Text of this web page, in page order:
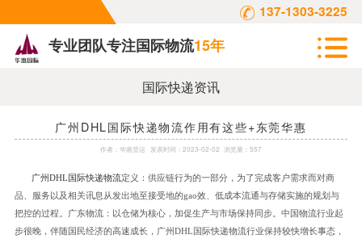
137-1303-3225
专业团队专注国际物流15年
国际快递资讯
广州DHL国际快递物流作用有这些+东莞华惠
作者： 华惠货运 发表时间： 2023-02-02 浏览量：557
广州DHL 国际快递物流定义：供应链行为的一部分，为了完成客户需求而对商
品、服务以及相关讯息从发出地至接受地的gao效、低成本流通与存储实施的规划与
把控的过程。广东物流：以仓储为核心，加促生产与市场保持同步。中国物流行业起
步很晚，伴随国民经济的高速成长，广州DHL 国际快递物流行业保持较快增长事态，